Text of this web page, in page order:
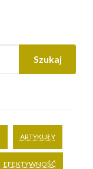
Szukaj
ARTYKUŁY
EFEKTYWNOŚĆ